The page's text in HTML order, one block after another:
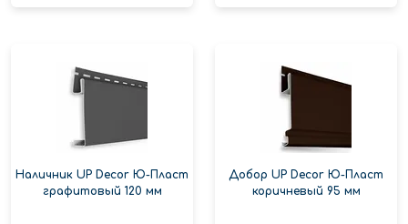
Наличник UP Decor Ю-Пласт
графитовый 120 мм
Добор UP Decor Ю-Пласт
коричневый 95 мм